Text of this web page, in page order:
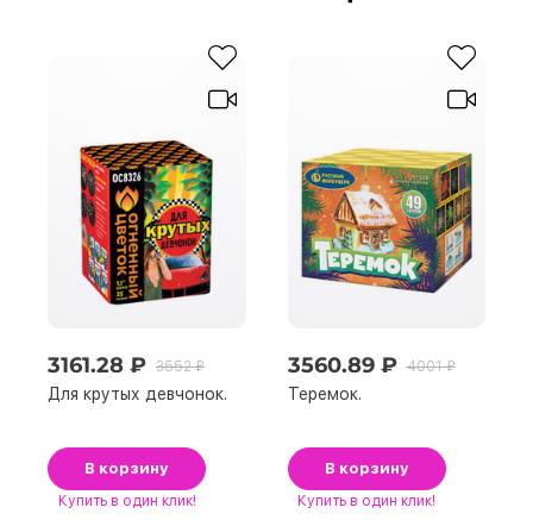
3161.28 ₽ 3552 ₽
Для крутых девчонок.
В корзину
Купить в один клик!
3560.89 ₽ 4001 ₽
Теремок.
В корзину
Купить в один клик!